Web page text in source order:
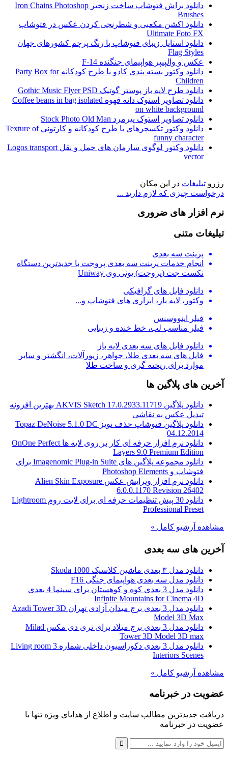
دانلود براش فتوشاپ ساخت زنجیر Iron Chains Photoshop
Brushes
دانلود اکشن مکعبی و شطرنجی کردن عکس در فتوشاپ
Ultimate Foto FX
دانلود استایل زیبای فتوشاپ با رنگ پرچم کشورهای جهان
Flag Styles
عکس و والپیپر هواپیمای جنگنده F-14
دانلود وکتور بسته بندی کادو با طرح کودکانه Party Box for
Children
دانلود طرح لایه باز پوستر گوتیک Gothic Music Flyer PSD
دانلود تصاویر استوک دانه قهوه Сoffee beans in bag isolated
on white background
دانلود تصاویر استوک پیرمرد Stock Photo Old Man
دانلود وکتور تکسچرهای با طرح کودکانه و کارتونی Texture of
funny character
دانلود وکتور لوگوی سازمان های حمل و نقل Logos transport
vector
رزرو تبلیغات در این مکان
درخواست چیزی که لازم دارید ...
نرم افزار های ضروری
تبلیغات متنی
پرینت سه بعدی
انجام خدمات پرینت سه بعدی پروجت با جدیدترین دستگاه
نکست جت (پروجت) یونی وی Uniway
دانلود فایل های گرافیکی
وکتور، لایه باز، ابزاری های فتوشاپ و...
فیلر اینووسنس
فیلر مناسب لب، خط خنده و زیبایی
دانلود فایل های سه بعدی لایه باز
فایل های سه بعدی طلا، جواهر، زیورآلات، انگشتر و سایر
موارد برای ریخته گری و ساخت طلا
آخرین های پلاگین ها
دانلود پلاگین AKVIS Sketch 17.0.2933.11719 بهترین افزونه
تبدیل عکس به نقاشی
دانلود پلاگین فتوشاپ حذف نویز Topaz DeNoise 5.1.0 DC
04.12.2014
دانلود نرم افزار حرفه ای کار بر روی لایه ها OnOne Perfect
Layers 9.0 Premium Edition
دانلود مجموعه پلاگین های Imagenomic Plug-in Suite برای
فتوشاپ و Photoshop Elements
دانلود نرم افزار ویرایش عکس Alien Skin Exposure
6.0.0.1170 Revision 26402
دانلود 30 پیش تنظیمات حرفه ای برای لایت روم Lightroom
Professional Preset
مشاهده آرشیو کامل »
آخرین های سه بعدی
دانلود مدل ۳ بعدی ماشین کلاسیک Skoda 1000
دانلود مدل سه بعدی هواپیمای جنگی F16
دانلود مدل 3 بعدی کوه و کوهستان برای سینما 4 بعدی
Infinite Mountains for Cinema 4D
دانلود مدل 3 بعدی برج میدان آزادی تهران Azadi Tower 3D
Model 3D Max
دانلود مدل 3 بعدی برج میلاد برای تری دی مکس Milad
Tower 3D Model 3D max
دانلود مدل 3 بعدی دکوراسیون داخلی شماره 3 Living room
Interiors Scenes
مشاهده آرشیو کامل »
عضویت در خبرنامه
دریافت جدیدترین مطالب سایت و اطلاع از هدایای ویژه تنها با
عضویت در خبرنامه